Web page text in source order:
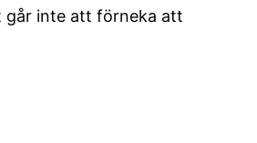
går inte att förneka att